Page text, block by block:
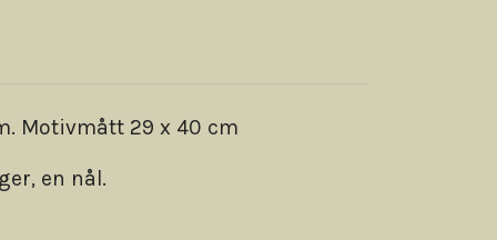
Motivmått 29 x 40 cm
en nål.